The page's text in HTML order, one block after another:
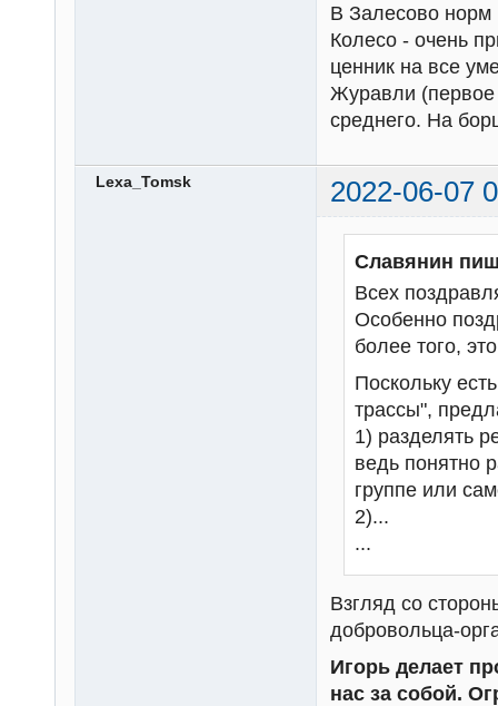
В Залесово норм
Колесо - очень
ценник на все
Журавли (первое
среднего. На
Lexa_Tomsk 2022-06-07
Славянин
Всех
Особенно
более того,
Поскольку
трассы",
1) разделять
ведь понятно
группе или
2)...
...
Взгляд со
добровольца-
Игорь делает
нас за собой.